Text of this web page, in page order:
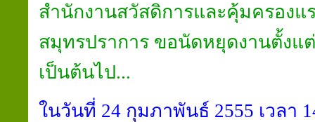
สำนักงานสวัสดิการและคุ้มครองแ
สมุทรปราการ ขอนัดหยุดงานตั้งแ
เป็นต้นไป...
ในวันที่ 24 กุมภาพันธ์ 2555 เวลา